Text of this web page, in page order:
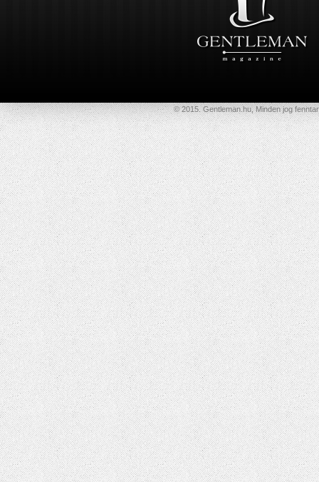
© 2015. Gentleman.hu, Minden jog